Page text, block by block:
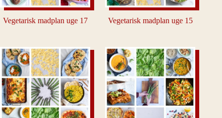
Vegetarisk madplan uge 17 Vegetarisk madplan uge 15